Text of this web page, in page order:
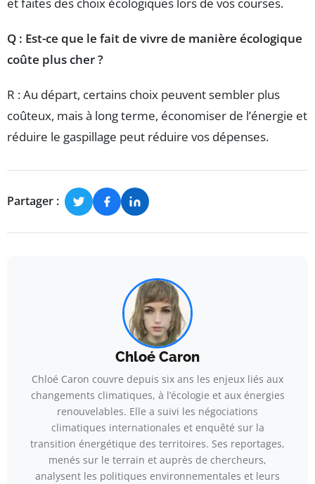
Q : Est-ce que le fait de vivre de manière écologique
coûte plus cher ?
R : Au départ, certains choix peuvent sembler plus
coûteux, mais à long terme, économiser de l’énergie et
réduire le gaspillage peut réduire vos dépenses.
Partager :
Chloé Caron
Chloé Caron couvre depuis six ans les enjeux liés aux
changements climatiques, à l’écologie et aux énergies
renouvelables. Elle a suivi les négociations
climatiques internationales et enquêté sur la
transition énergétique des territoires. Ses reportages,
menés sur le terrain et auprès de chercheurs,
analysent les politiques environnementales et leurs